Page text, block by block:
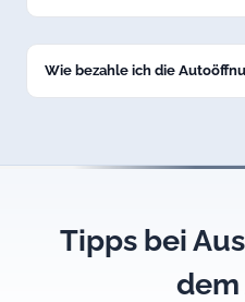
bieten wir nicht an. Wir
schadenfreie
Wie bezahle ich die
Tipps bei